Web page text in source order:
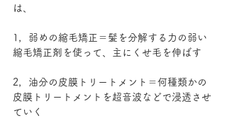
は、
1，弱めの縮毛矯正＝髪を分解する力の弱い
縮毛矯正剤を使って、主にくせ毛を伸ばす
2，油分の皮膜トリートメント＝何種類かの
皮膜トリートメントを超音波などで浸透させ
ていく